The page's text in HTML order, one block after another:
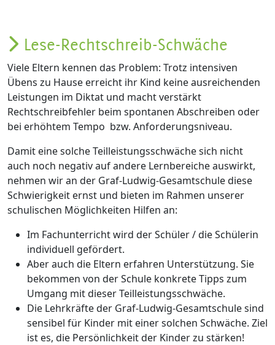
Lese-Rechtschreib-Schwäche
Viele Eltern kennen das Problem: Trotz intensiven
Übens zu Hause erreicht ihr Kind keine ausreichenden
Leistungen im Diktat und macht verstärkt
Rechtschreibfehler beim spontanen Abschreiben oder
bei erhöhtem Tempo bzw. Anforderungsniveau.
Damit eine solche Teilleistungsschwäche sich nicht
auch noch negativ auf andere Lernbereiche auswirkt,
nehmen wir an der Graf-Ludwig-Gesamtschule diese
Schwierigkeit ernst und bieten im Rahmen unserer
schulischen Möglichkeiten Hilfen an:
Im Fachunterricht wird der Schüler / die Schülerin
individuell gefördert.
Aber auch die Eltern erfahren Unterstützung. Sie
bekommen von der Schule konkrete Tipps zum
Umgang mit dieser Teilleistungsschwäche.
Die Lehrkräfte der Graf-Ludwig-Gesamtschule sind
sensibel für Kinder mit einer solchen Schwäche. Ziel
ist es, die Persönlichkeit der Kinder zu stärken!